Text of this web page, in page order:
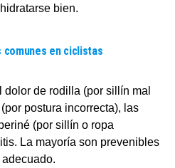
bien.
comunes en ciclistas
de rodilla (por sillín mal
postura incorrecta), las
(por sillín o ropa
La mayoría son prevenibles